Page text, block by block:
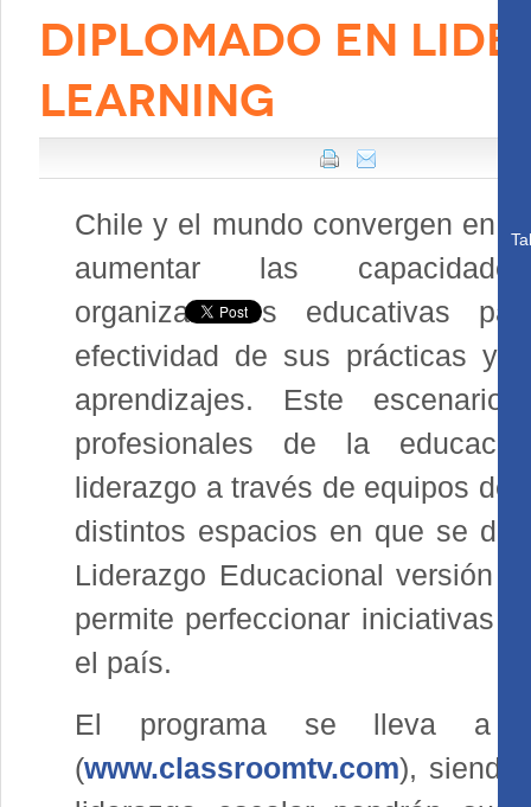
DIPLOMADO EN
LEARNING
Chile y el mundo convergen en
aumentar las
organizaciones educativas
efectividad de sus prácticas y
aprendizajes. Este
profesionales de la
liderazgo a través de equipos de
distintos espacios en que se
Liderazgo Educacional versión
permite perfeccionar iniciativas
el país.
El programa se lleva a
(www.classroomtv.com),